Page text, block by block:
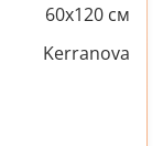
60x120 см
Kerranova